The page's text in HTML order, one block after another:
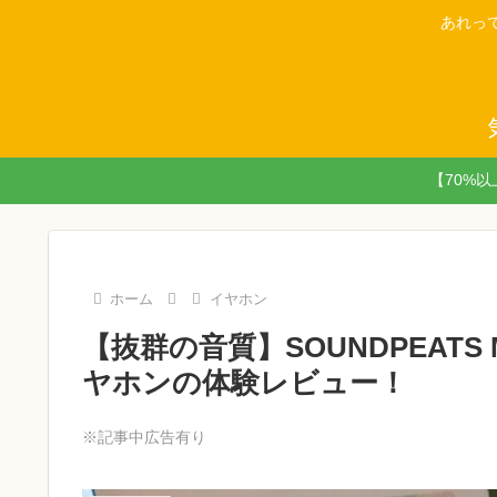
あれっ
【70%
ホーム イヤホン
【抜群の音質】
ヤホンの体験レビュー！
※記事中広告有り